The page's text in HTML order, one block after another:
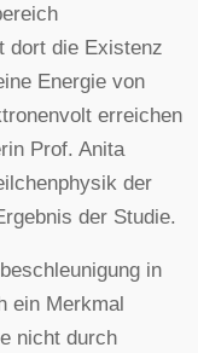
dort die Existenz
Energie von
erreichen
Prof. Anita
der
der Studie.
in
ein Merkmal
nicht durch